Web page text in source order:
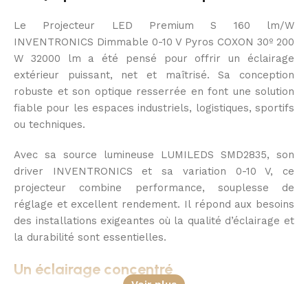
Le Projecteur LED Premium S 160 lm/W
INVENTRONICS Dimmable 0-10 V Pyros COXON 30º 200
W 32000 lm a été pensé pour offrir un éclairage
extérieur puissant, net et maîtrisé. Sa conception
robuste et son optique resserrée en font une solution
fiable pour les espaces industriels, logistiques, sportifs
ou techniques.
Avec sa source lumineuse LUMILEDS SMD2835, son
driver INVENTRONICS et sa variation 0-10 V, ce
projecteur combine performance, souplesse de
réglage et excellent rendement. Il répond aux besoins
des installations exigeantes où la qualité d’éclairage et
la durabilité sont essentielles.
Un éclairage concentré